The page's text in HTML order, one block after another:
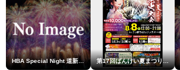
HBA Special Night 道新・秋華火（はなび） 第17回ばんけい夏まつり大花火大会